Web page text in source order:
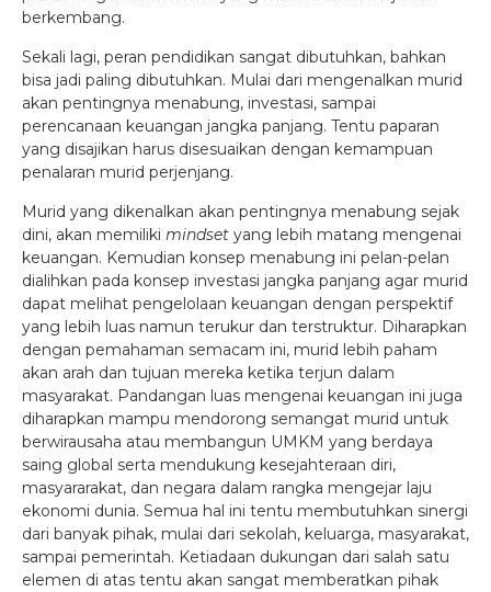
berkembang.
Sekali lagi, peran pendidikan sangat dibutuhkan, bahkan
bisa jadi paling dibutuhkan. Mulai dari mengenalkan murid
akan pentingnya menabung, investasi, sampai
perencanaan keuangan jangka panjang. Tentu paparan
yang disajikan harus disesuaikan dengan kemampuan
penalaran murid perjenjang.
Murid yang dikenalkan akan pentingnya menabung sejak
dini, akan memiliki mindset yang lebih matang mengenai
keuangan. Kemudian konsep menabung ini pelan-pelan
dialihkan pada konsep investasi jangka panjang agar murid
dapat melihat pengelolaan keuangan dengan perspektif
yang lebih luas namun terukur dan terstruktur. Diharapkan
dengan pemahaman semacam ini, murid lebih paham
akan arah dan tujuan mereka ketika terjun dalam
masyarakat. Pandangan luas mengenai keuangan ini juga
diharapkan mampu mendorong semangat murid untuk
berwirausaha atau membangun UMKM yang berdaya
saing global serta mendukung kesejahteraan diri,
masyararakat, dan negara dalam rangka mengejar laju
ekonomi dunia. Semua hal ini tentu membutuhkan sinergi
dari banyak pihak, mulai dari sekolah, keluarga, masyarakat,
sampai pemerintah. Ketiadaan dukungan dari salah satu
elemen di atas tentu akan sangat memberatkan pihak